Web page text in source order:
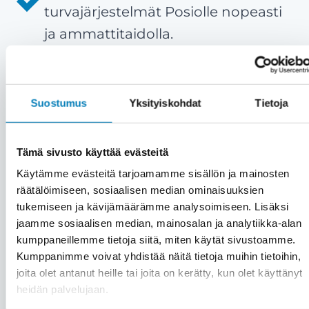
Suostumus Yksityiskohdat Tietoja
Tämä sivusto käyttää evästeitä
Käytämme evästeitä tarjoamamme sisällön ja mainosten
räätälöimiseen, sosiaalisen median ominaisuuksien
tukemiseen ja kävijämäärämme analysoimiseen. Lisäksi
jaamme sosiaalisen median, mainosalan ja analytiikka-alan
kumppaneillemme tietoja siitä, miten käytät sivustoamme.
Kumppanimme voivat yhdistää näitä tietoja muihin tietoihin,
joita olet antanut heille tai joita on kerätty, kun olet käyttänyt
heidän palvelujaan.
turvajärjestelmät Posiolle nopeasti
ja ammattitaidolla.
Tyytyväiset asiakkaat ovat meille
– Meille asiakas on
aina etusijalla. Emme myy väkisin,
vaan vain aitoon tarpeeseen.
Asiakastyytyväisyytemme on yli 90
Kattavat palvelut saman katon
alta– Kiinteistön turvajärjestelmien
lisäksi saat meiltä kätevästi saman
katon alta muutkin huolto- ja
asennuspalvelut, kuten
automaatio